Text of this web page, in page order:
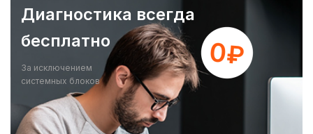
Диагностика всегда
бесплатно
За исключением
системных блоков